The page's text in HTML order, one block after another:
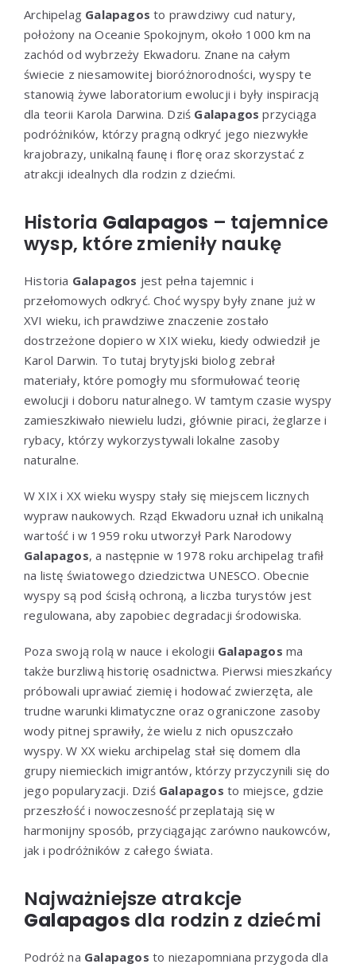
Archipelag Galapagos to prawdziwy cud natury,
położony na Oceanie Spokojnym, około 1000 km na
zachód od wybrzeży Ekwadoru. Znane na całym
świecie z niesamowitej bioróżnorodności, wyspy te
stanowią żywe laboratorium ewolucji i były inspiracją
dla teorii Karola Darwina. Dziś Galapagos przyciąga
podróżników, którzy pragną odkryć jego niezwykłe
krajobrazy, unikalną faunę i florę oraz skorzystać z
atrakcji idealnych dla rodzin z dziećmi.
Historia Galapagos – tajemnice
wysp, które zmieniły naukę
Historia Galapagos jest pełna tajemnic i
przełomowych odkryć. Choć wyspy były znane już w
XVI wieku, ich prawdziwe znaczenie zostało
dostrzeżone dopiero w XIX wieku, kiedy odwiedził je
Karol Darwin. To tutaj brytyjski biolog zebrał
materiały, które pomogły mu sformułować teorię
ewolucji i doboru naturalnego. W tamtym czasie wyspy
zamieszkiwało niewielu ludzi, głównie piraci, żeglarze i
rybacy, którzy wykorzystywali lokalne zasoby
naturalne.
W XIX i XX wieku wyspy stały się miejscem licznych
wypraw naukowych. Rząd Ekwadoru uznał ich unikalną
wartość i w 1959 roku utworzył Park Narodowy
Galapagos, a następnie w 1978 roku archipelag trafił
na listę światowego dziedzictwa UNESCO. Obecnie
wyspy są pod ścisłą ochroną, a liczba turystów jest
regulowana, aby zapobiec degradacji środowiska.
Poza swoją rolą w nauce i ekologii Galapagos ma
także burzliwą historię osadnictwa. Pierwsi mieszkańcy
próbowali uprawiać ziemię i hodować zwierzęta, ale
trudne warunki klimatyczne oraz ograniczone zasoby
wody pitnej sprawiły, że wielu z nich opuszczało
wyspy. W XX wieku archipelag stał się domem dla
grupy niemieckich imigrantów, którzy przyczynili się do
jego popularyzacji. Dziś Galapagos to miejsce, gdzie
przeszłość i nowoczesność przeplatają się w
harmonijny sposób, przyciągając zarówno naukowców,
jak i podróżników z całego świata.
Najważniejsze atrakcje
Galapagos dla rodzin z dziećmi
Podróż na Galapagos to niezapomniana przygoda dla